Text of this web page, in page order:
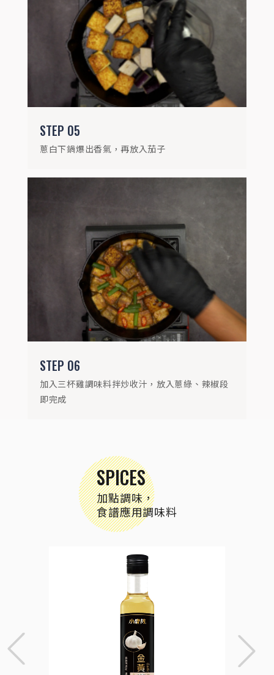
STEP 05
蔥白下鍋爆出香氣，再放入茄子
STEP 06
加入三杯雞調味料拌炒收汁，放入蔥綠、辣椒段
即完成
SPICES
加點調味，
食譜應用調味料
加入三杯雞調味料拌炒收汁，放入蔥綠、辣
椒段即完成